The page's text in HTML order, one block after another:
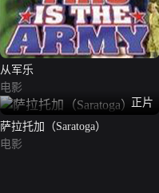
从军乐
电影
正片
萨拉托加（Saratoga）
电影